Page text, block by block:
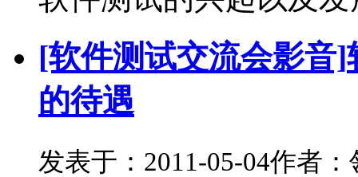
[软件测试交流会影音]
的待遇
发表于：2011-05-04作者：